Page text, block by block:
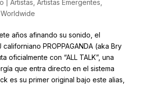
Artistas Artistas Emergentes
Worldwide
años afinando su sonido, el
PROPPAGANDA (aka Bry
oficialmente con “ALL TALK”, una
que entra directo en el sistema
es su primer original bajo este alias,